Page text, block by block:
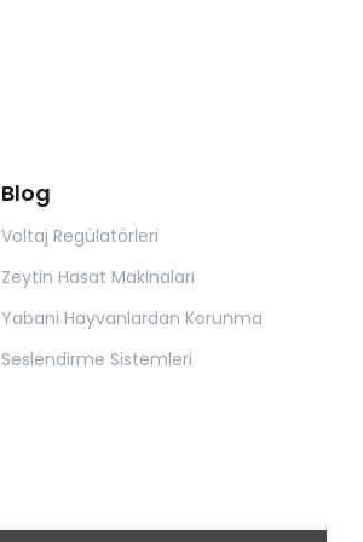
Blog
Voltaj Regülatörleri
Zeytin Hasat Makinaları
Yabani Hayvanlardan Korunma
Seslendirme Sistemleri